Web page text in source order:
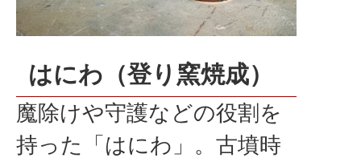
はにわ（登り窯焼成）
魔除けや守護などの役割を
持った「はにわ」。古墳時